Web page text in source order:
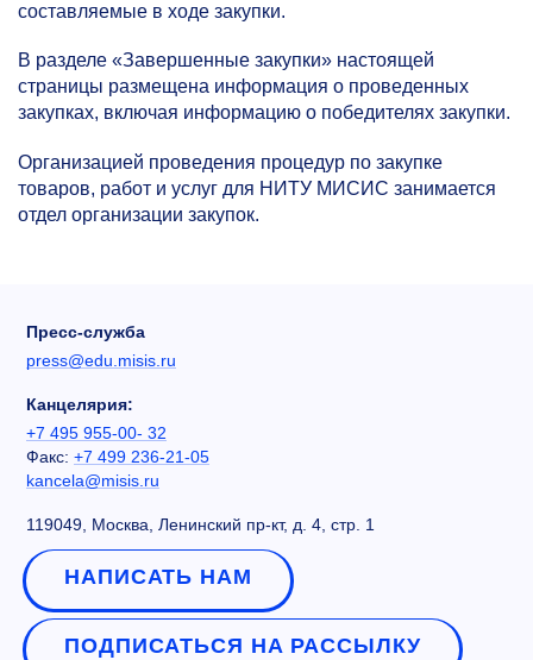
составляемые в ходе закупки.
В разделе «Завершенные закупки» настоящей
страницы размещена информация о проведенных
закупках, включая информацию о победителях закупки.
Организацией проведения процедур по закупке
товаров, работ и услуг для НИТУ МИСИС занимается
отдел организации закупок.
Пресс-служба
press@edu.misis.ru
Канцелярия:
+7 495 955-00- 32
Факс: +7 499 236-21-05
kancela@misis.ru
119049, Москва, Ленинский пр-кт, д. 4, стр. 1
НАПИСАТЬ НАМ
ПОДПИСАТЬСЯ НА РАССЫЛКУ